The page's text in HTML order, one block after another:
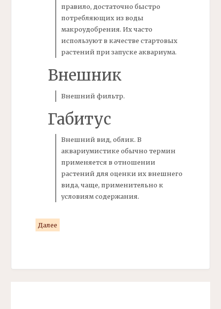
правило, достаточно быстро
потребляющих из воды
макроудобрения. Их часто
используют в качестве стартовых
растений при запуске аквариума.
Внешник
Внешний фильтр.
Габитус
Внешний вид, облик. В
аквариумистике обычно термин
применяется в отношении
растений для оценки их внешнего
вида, чаще, применительно к
условиям содержания.
Далее